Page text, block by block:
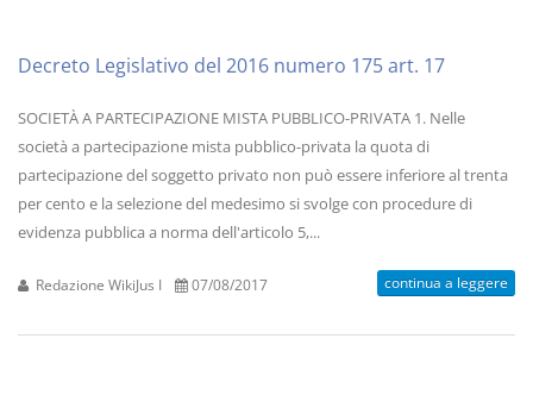
Decreto Legislativo del 2016 numero 175 art. 17
SOCIETÀ A PARTECIPAZIONE MISTA PUBBLICO-PRIVATA 1. Nelle
società a partecipazione mista pubblico-privata la quota di
partecipazione del soggetto privato non può essere inferiore al trenta
per cento e la selezione del medesimo si svolge con procedure di
evidenza pubblica a norma dell'articolo 5,...
Redazione WikiJus I 07/08/2017 continua a leggere